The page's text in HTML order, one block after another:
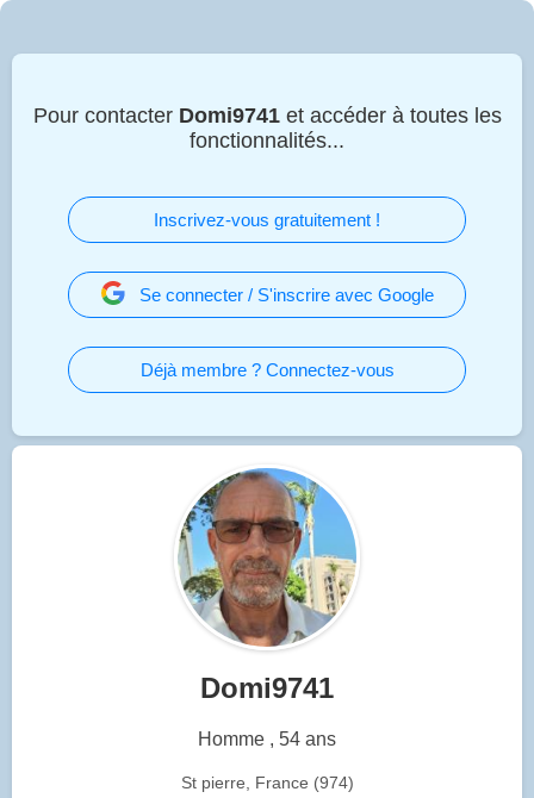
Pour contacter Domi9741et accéder à toutes les
fonctionnalités...
Inscrivez-vous gratuitement !
Se connecter / S'inscrire avec Google
Déjà membre ? Connectez-vous
Domi9741
Homme , 54 ans
St pierre, France (974)